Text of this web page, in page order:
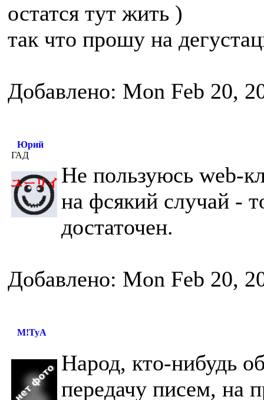
остатся тут жить )
так что прошу на
Добавлено: Mon Feb 20,
Юрий
ГАД
Не пользуюсь web-
на фсякий случай -
достаточен.
Добавлено: Mon Feb 20,
M!TyA
Народ, кто-нибудь
передачу писем, на